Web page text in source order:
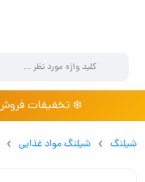
❄️ تخفیفات فروش
شیلنگ شیلنگ مواد غذایی